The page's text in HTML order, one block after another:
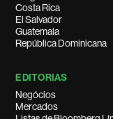
Costa Rica
El Salvador
Guatemala
República Dominicana
EDITORIAS
Negócios
Mercados